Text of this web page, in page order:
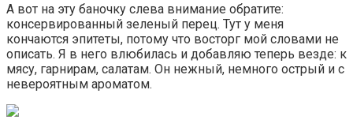
А вот на эту баночку слева внимание обратите:
консервированный зеленый перец. Тут у меня
кончаются эпитеты, потому что восторг мой словами не
описать. Я в него влюбилась и добавляю теперь везде: к
мясу, гарнирам, салатам. Он нежный, немного острый и с
невероятным ароматом.